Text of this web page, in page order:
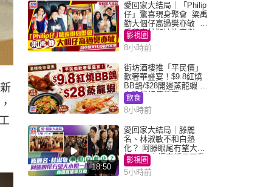
愛回家大結局｜「Philip
仔」驚喜現身聚會 梁禹
勤大個仔高過樊亦敏 超
乖黐實林淑敏許家傑
影視圈
8小時前
街坊酒樓推「平民價」
歎奢華盛宴！$9.8紅燒
BB鴿/$28開邊蒸龍蝦 3
大晚餐超值優惠
飲食
8小時前
18:50
愛回家大結局｜滕麗
名、林淑敏不和白熱
化？ 阿滕眼尾冇望大小
姐一眼 商場直播零互動
影視圈
5小時前